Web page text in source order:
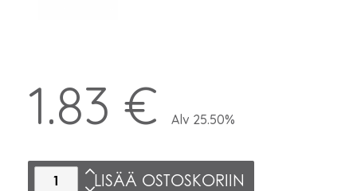
1.83 € Alv 25.50%
LISÄÄ OSTOSKORIIN